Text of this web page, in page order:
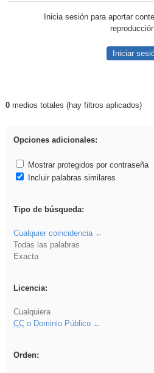
Inicia sesión para aportar
Iniciar
Resultados de:
0medios totales (hay filtros aplicados)
Opciones adicionales:
Mostrar protegidos por contraseña
Incluir palabras similares
Tipo de búsqueda:
Cualquier coincidencia
Todas las palabras
Exacta
Licencia:
Cualquiera
CCo Dominio Público
Orden: